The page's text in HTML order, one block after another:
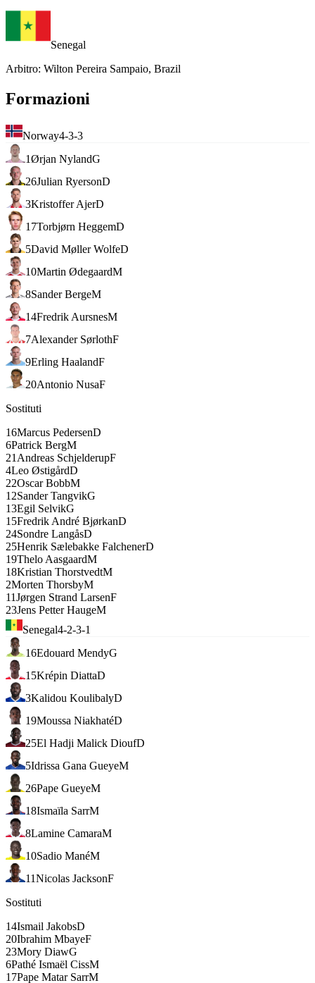
Senegal
Arbitro: Wilton Pereira Sampaio, Brazil
Formazioni
Norway4-3-3
1Ørjan NylandG
26Julian RyersonD
3Kristoffer AjerD
17Torbjørn HeggemD
5David Møller WolfeD
10Martin ØdegaardM
8Sander BergeM
14Fredrik AursnesM
7Alexander SørlothF
9Erling HaalandF
20Antonio NusaF
Sostituti
16Marcus PedersenD
6Patrick BergM
21 Andreas SchjelderupF
4Leo ØstigårdD
22Oscar BobbM
12Sander TangvikG
13Egil SelvikG
15Fredrik André BjørkanD
24Sondre LangåsD
25Henrik Sælebakke FalchenerD
19Thelo AasgaardM
18Kristian ThorstvedtM
2Morten ThorsbyM
11Jørgen Strand LarsenF
23Jens Petter HaugeM
Senegal4-2-3-1
16Edouard MendyG
15Krépin DiattaD
3Kalidou KoulibalyD
19Moussa NiakhatéD
25El Hadji Malick DioufD
5Idrissa Gana GueyeM
26Pape GueyeM
18Ismaïla SarrM
8Lamine CamaraM
10Sadio ManéM
11Nicolas JacksonF
Sostituti
14Ismail JakobsD
20Ibrahim MbayeF
23Mory DiawG
6Pathé Ismaël CissM
17Pape Matar SarrM